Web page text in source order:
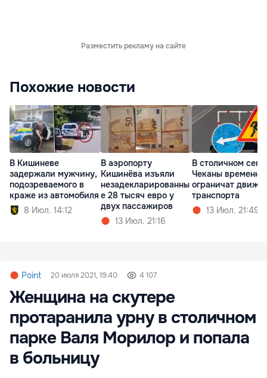
Разместить рекламу на сайте
Похожие новости
В Кишиневе
задержали мужчину,
подозреваемого в
краже из автомобиля
8 Июл. 14:12
В аэропорту
Кишинёва изъяли
незадекларированны
е 28 тысяч евро у
двух пассажиров
13 Июл. 21:16
В столичном
Чеканы временно
ограничат
транспорта
13 Июл. 21:49
Point 20 июля 2021, 19:40 4 107
Женщина на скутере
протаранила урну в столичном
парке Валя Морилор и попала
в больницу